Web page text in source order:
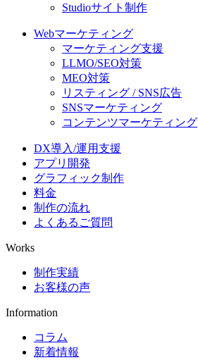
Studioサイト制作
Webマーケティング
マーケティング支援
LLMO/SEO対策
MEO対策
リスティング / SNS広告
SNSマーケティング
コンテンツマーケティング
DX導入/運用支援
アプリ開発
グラフィック制作
料金
制作の流れ
よくあるご質問
Works
制作実績
お客様の声
Information
コラム
新着情報